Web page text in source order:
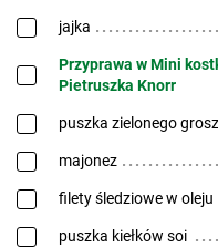
jajka
Przyprawa w Mini
Pietruszka Knorr
puszka zielonego
majonez
filety śledziowe w oleju
puszka kiełków soi